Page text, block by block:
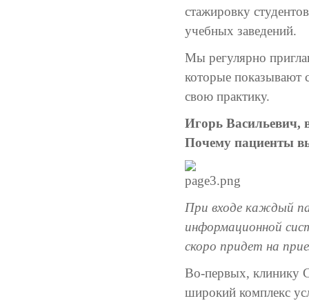
стажировку
учебных заведений.
Мы регулярно
которые показывают
свою практику.
Игорь Васильевич,
Почему пациенты
При входе каждый
информационной
скоро придет на
Во-первых, клинику
широкий комплекс